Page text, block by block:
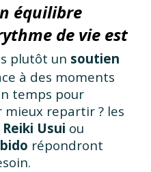
équilibre
de vie est
plutôt un soutien
à des moments
temps pour
mieux repartir ? les
Reiki Usui ou
répondront